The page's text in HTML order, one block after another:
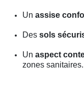
Un assise
Des sols
Un aspect
zones sanitaires.